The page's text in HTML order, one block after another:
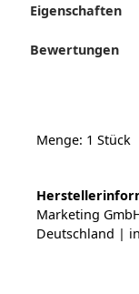
Eigenschaften
Bewertungen
Menge: 1 Stück
Marketing
Deutschland |